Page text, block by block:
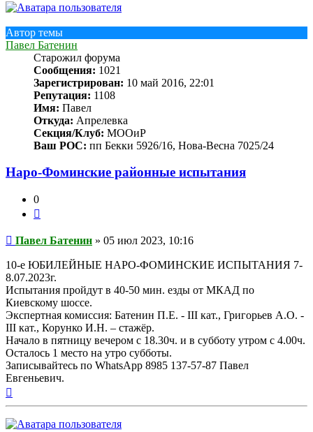
Автор темы
Павел Батенин
Старожил форума
Сообщения: 1021
Зарегистрирован: 10 май 2016, 22:01
Репутация: 1108
Имя: Павел
Откуда: Апрелевка
Секция/Клуб: МООиР
Ваш РОС: пп Бекки 5926/16, Нова-Весна 7025/24
Наро-Фоминские районные испытания
0
Сообщение
Павел Батенин » 05 июл 2023, 10:16
10-е ЮБИЛЕЙНЫЕ НАРО-ФОМИНСКИЕ ИСПЫТАНИЯ 7-
8.07.2023г.
Испытания пройдут в 40-50 мин. езды от МКАД по
Киевскому шоссе.
Экспертная комиссия: Батенин П.Е. - III кат., Григорьев А.О. -
III кат., Корунко И.Н. – стажёр.
Начало в пятницу вечером с 18.30ч. и в субботу утром с 4.00ч.
Осталось 1 место на утро субботы.
Записывайтесь по WhatsApp 8985 137-57-87 Павел
Евгеньевич.